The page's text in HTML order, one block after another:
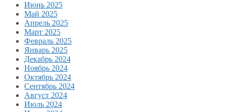
Июнь 2025
Май 2025
Апрель 2025
Март 2025
Февраль 2025
Январь 2025
Декабрь 2024
Ноябрь 2024
Октябрь 2024
Сентябрь 2024
Август 2024
Июль 2024